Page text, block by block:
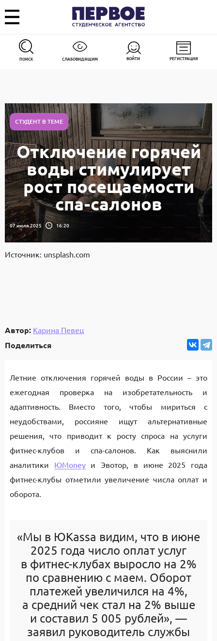
ПОИСК СЛАБОВИДЯЩИМ ВОЙТИ РЕГИСТРАЦИЯ
СТУДЕНТ В ТЕМЕ
Отключение горячей
воды стимулирует
рост посещаемости
спа-салонов
07 июля 2025 16:20
Источник: unsplash.com
Автор: Карина Певец
Поделиться
Летние отключения горячей воды в России – это
ежегодная проверка на изобретательность и
адаптивность. Вместо того, чтобы мириться с
неудобствами, россияне ищут альтернативные
решения, что приводит к росту спроса на услуги
фитнес-клубов и спа-салонов. Как выяснили
аналитики ЮMoneyи Эвотор, в июне 2025 года
фитнес-клубы отметили увеличение числа оплат и
оборота.
«Мы в ЮKassa видим, что в июне
2025 года число оплат услуг
в фитнес-клубах выросло на 2%
по сравнению с маем. Оборот
платежей увеличился на 4%,
а средний чек стал на 2% выше
и составил 5 005 рублей», —
заявил руководитель службы